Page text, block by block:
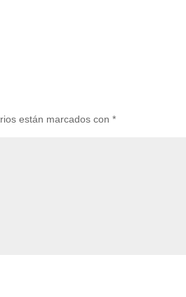
están marcados con*